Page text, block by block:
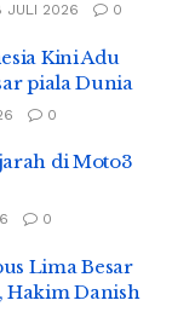
2026 0
Kini Adu
piala Dunia
0
di Moto3
0
Lima Besar
Hakim Danish